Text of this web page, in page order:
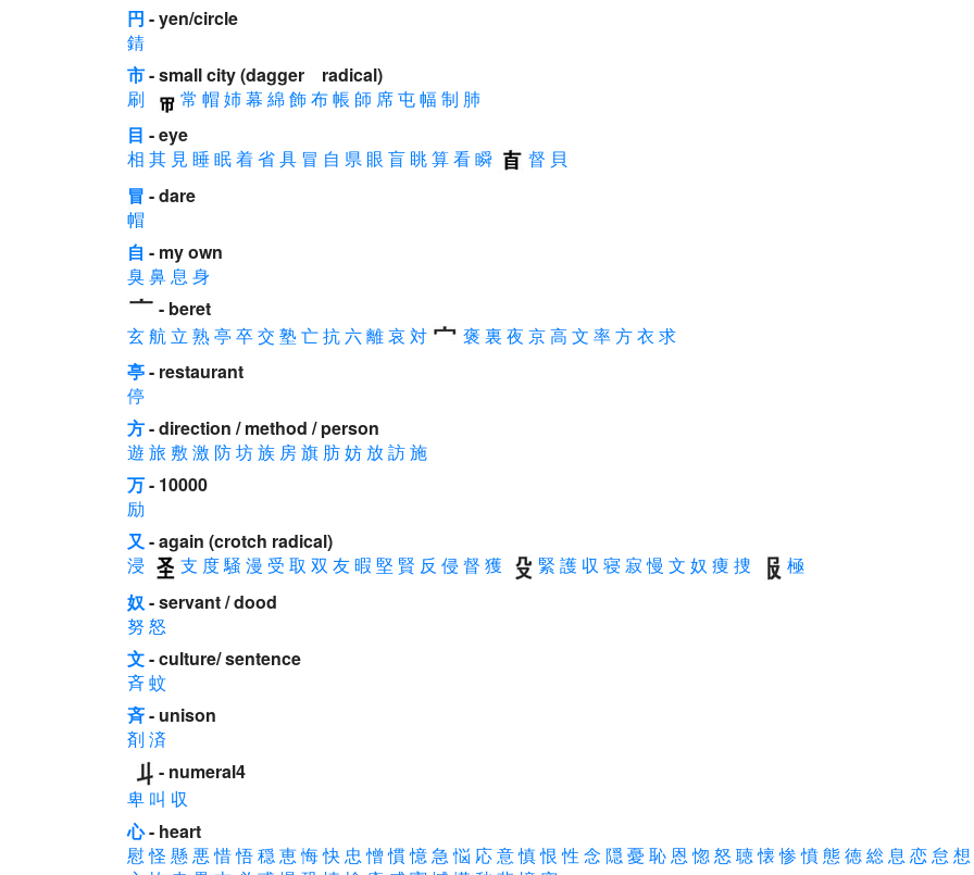
円 - yen/circle
錆
市- small city (dagger radical)
刷
常 帽姉幕 綿飾布帳 師 席屯幅 制 肺
目 - eye
相 其 見 睡眠着省具 冒 自 県 眼 盲 眺算看瞬 督 貝
冒 - dare
帽
自 - my own
臭鼻息 身
- beret
玄航 立 熟亭 卒交 塾亡抗 六離哀対 褒 裏 夜 京高 文 率方衣 求
亭- restaurant
停
方- direction / method / person
遊 旅 敷 激 防坊族 房旗 肪妨 放訪施
万- 10000
励
又- again (crotch radical)
浸
支 度騒 漫 受 取 双 友暇 堅 賢 反 侵 督 獲 緊 護 収 寝 寂 慢 文 奴 痩 捜
極
奴 - servant / dood
努 怒
文- culture/ sentence
斉蚊
斉- unison
剤 済
- numeral4
卑 叫 収
心- heart
慰怪 懸悪 惜悟穏恵悔快忠 憎慣憶急 悩 応意慎恨 性 念 隠憂 恥恩 惚怒 聴懐惨 憤態徳総息 恋怠 想